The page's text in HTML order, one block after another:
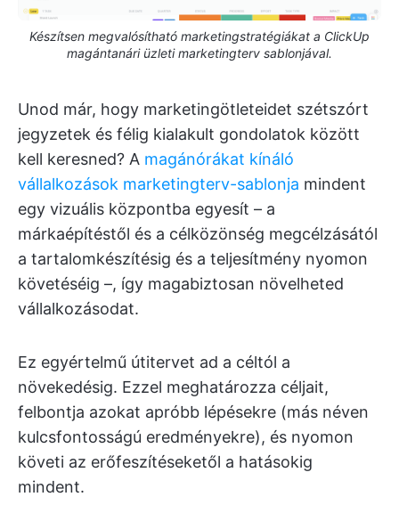
Készítsen megvalósítható marketingstratégiákat a ClickUp
magántanári üzleti marketingterv sablonjával.
Unod már, hogy marketingötleteidet szétszórt
jegyzetek és félig kialakult gondolatok között
kell keresned? A magánórákat kínáló
vállalkozások marketingterv-sablonja mindent
egy vizuális központba egyesít – a
márkaépítéstől és a célközönség megcélzásától
a tartalomkészítésig és a teljesítmény nyomon
követéséig –, így magabiztosan növelheted
vállalkozásodat.
Ez egyértelmű útitervet ad a céltól a
növekedésig. Ezzel meghatározza céljait,
felbontja azokat apróbb lépésekre (más néven
kulcsfontosságú eredményekre), és nyomon
követi az erőfeszítéseketől a hatásokig
mindent.